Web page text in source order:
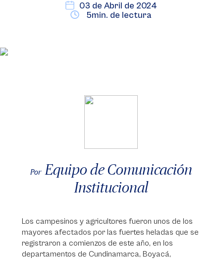
03 de Abril de 2024
5min. de lectura
Por Equipo de Comunicación
Institucional
Los campesinos y agricultores fueron unos de los
mayores afectados por las fuertes heladas que se
registraron a comienzos de este año, en los
departamentos de Cundinamarca, Boyacá,